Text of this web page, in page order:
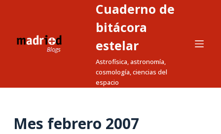
a
Cuaderno de
bitácora
estelar
Astrofísica, astronomía,
cosmología, ciencias del
espacio
Mes febrero 2007